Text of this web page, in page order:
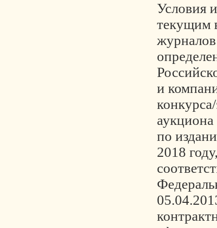
Условия
текущим
и
аукциона
по
2018